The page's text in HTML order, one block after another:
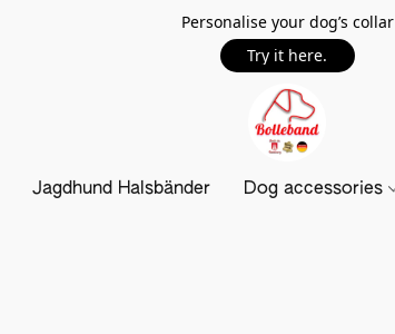
Personalise your dog’s collar
Try it here.
Jagdhund Halsbänder Dog accessories